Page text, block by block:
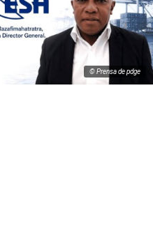
© Prensa de pdge